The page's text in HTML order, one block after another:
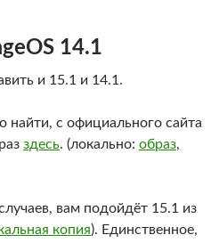
14.1
и 15.1 и 14.1.
с официального сайта
здесь. (локально: образ,
вам подойдёт 15.1 из
копия). Единственное,